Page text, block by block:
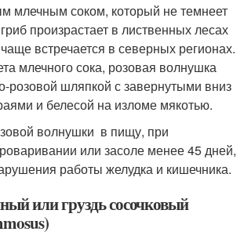
млечным соком, который не темнеет
произрастает в лиственных лесах
встречается в северных регионах.
млечного сока, розовая волнушка
розовой шляпкой с завернутыми вниз
и белесой на изломе мякотью.
волнушки в пищу, при
или засоле менее 45 дней,
работы желудка и кишечника.
или груздь сосочковый